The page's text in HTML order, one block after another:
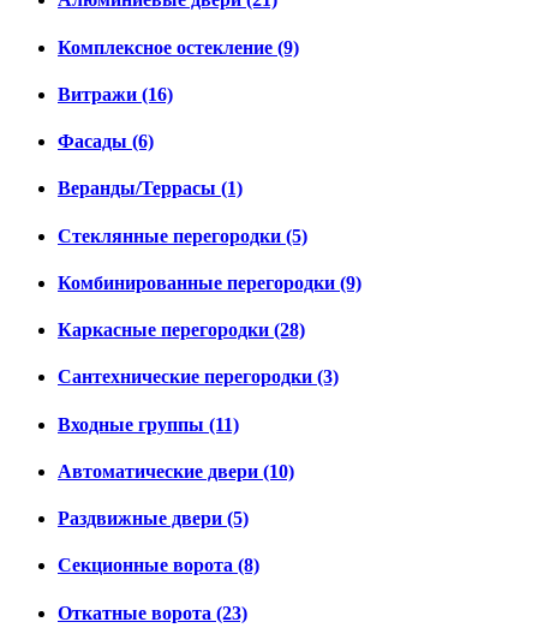
Комплексное остекление (9)
Витражи (16)
Фасады (6)
Веранды/Террасы (1)
Стеклянные перегородки (5)
Комбинированные перегородки (9)
Каркасные перегородки (28)
Сантехнические перегородки (3)
Входные группы (11)
Автоматические двери (10)
Раздвижные двери (5)
Секционные ворота (8)
Откатные ворота (23)